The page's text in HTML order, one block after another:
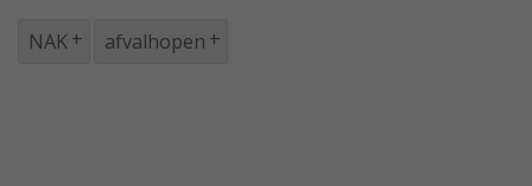
NAK afvalhopen